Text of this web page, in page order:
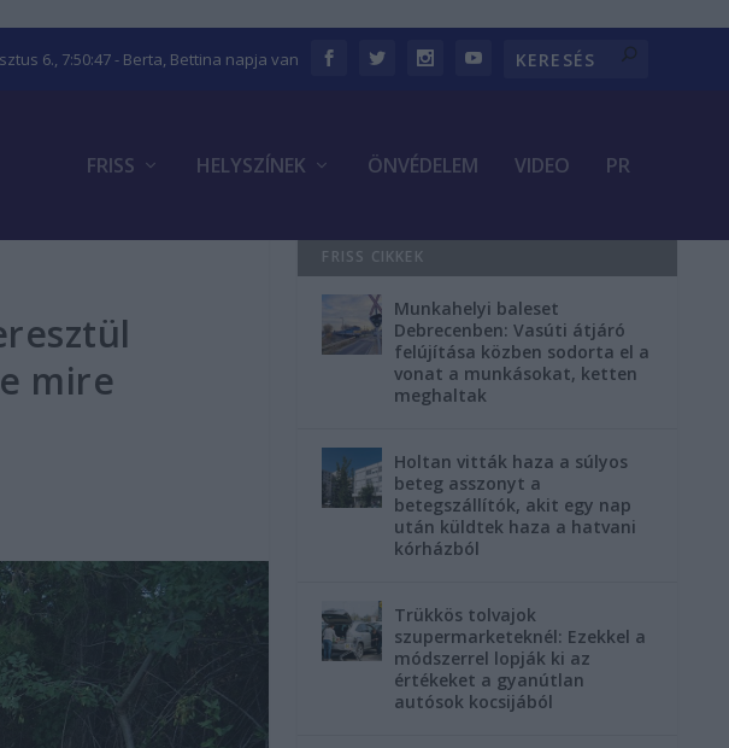
6., 7:50:47- Berta, Bettina napja van
FRISS HELYSZÍNEK ÖNVÉDELEM VIDEO PR
mire
FRISS CIKKEK
Munkahelyi baleset
Debrecenben: Vasúti átjáró
felújítása közben sodorta el a
vonat a munkásokat, ketten
meghaltak
Holtan vitták haza a súlyos
beteg asszonyt a
betegszállítók, akit egy nap
után küldtek haza a hatvani
kórházból
Trükkös tolvajok
szupermarketeknél: Ezekkel a
módszerrel lopják ki az
értékeket a gyanútlan
autósok kocsijából